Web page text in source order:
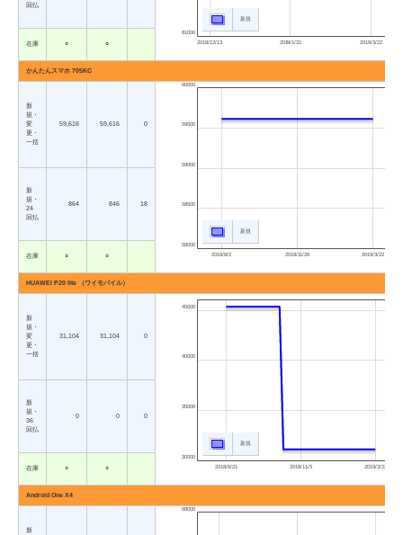
2018/12/13 2019/1/31 2019/3/22
81000
新規
回払
在庫 ○ ○
かんたんスマホ 705KC
新
規・
変
更・
一括
59,616 59,616 0
2018/8/2 2018/11/26 2019/3/22
58000
58500
59000
59500
60000
新規
新
規・
24
回払
864 846 18
在庫 ○ ○
HUAWEI P20 lite （ワイモバイル）
新
規・
変
更・
一括
31,104 31,104 0
2018/6/21 2018/11/5 2019/3/22
30000
35000
40000
45000
新規
新
規・
36
回払
0 0 0
在庫 ○ ○
Android One X4
新
68000